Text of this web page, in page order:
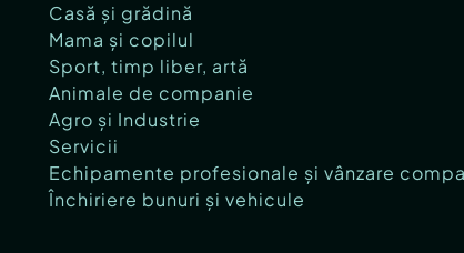
Casă și grădină
Mama și copilul
Sport, timp liber, artă
Animale de companie
Agro și Industrie
Servicii
Echipamente profesionale și vânzare
Închiriere bunuri și vehicule